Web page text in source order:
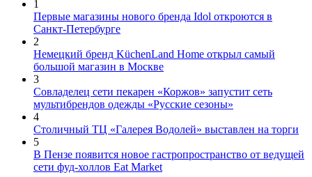
1
Первые магазины нового бренда Idol откроются в
Санкт-Петербурге
2
Немецкий бренд KüchenLand Home открыл самый
большой магазин в Москве
3
Совладелец сети пекарен «Коржов» запустит сеть
мультибрендов одежды «Русские сезоны»
4
Столичный ТЦ «Галерея Водолей» выставлен на торги
5
В Пензе появится новое гастропространство от ведущей
сети фуд-холлов Eat Market